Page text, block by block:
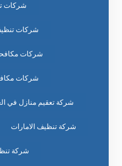
شركات
شركات
شركات
شركات
شركة تعقيم منازل في
شركة تنظيف الامارات
شركة